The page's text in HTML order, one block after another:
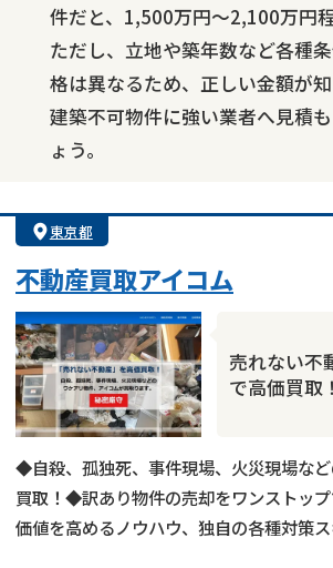
件だと、1,500万円～2,100万円程
ただし、立地や築年数など各種
格は異なるため、正しい金額が
建築不可物件に強い業者へ見積
ょう。
東京都
不動産買取アイコム
売れない不
で高価買取！
◆自殺、孤独死、事件現場、火災現場な
買取！◆訳あり物件の売却をワンストッ
価値を高めるノウハウ、独自の各種対策